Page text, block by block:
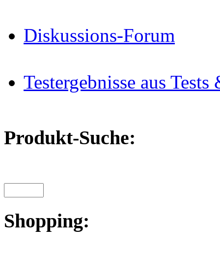
Diskussions-Forum
Testergebnisse aus
Produkt-Suche:
Shopping: